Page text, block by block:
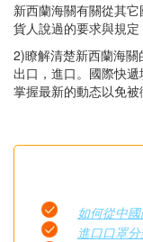
新西蘭海關有關從其
貨人說過的要求與規
2)瞭解清楚新西蘭海
出口，進口。國際快遞
掌握最新的動态以免被
如何從中
進口口罩